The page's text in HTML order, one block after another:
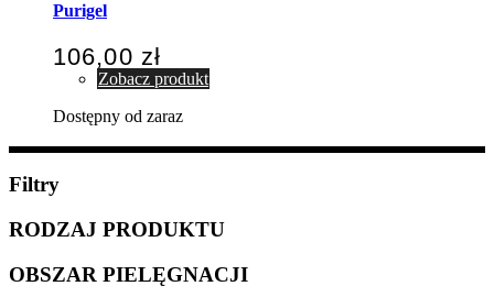
Purigel
106,00 zł
Zobacz produkt
Dostępny od zaraz
Filtry
RODZAJ PRODUKTU
OBSZAR PIELĘGNACJI